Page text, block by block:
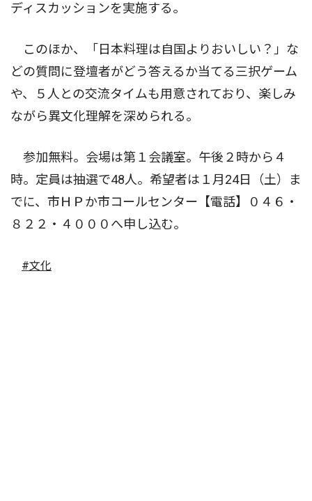
ディスカッションを実施する。
このほか、「日本料理は自国よりおいしい？」な
どの質問に登壇者がどう答えるか当てる三択ゲーム
や、５人との交流タイムも用意されており、楽しみ
ながら異文化理解を深められる。
参加無料。会場は第１会議室。午後２時から４
時。定員は抽選で48人。希望者は１月24日（土）ま
でに、市ＨＰか市コールセンター【電話】０４６・
８２２・４０００へ申し込む。
#文化